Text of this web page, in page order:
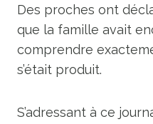
Des proches ont
que la famille avait
comprendre
s’était produit.
S’adressant à ce